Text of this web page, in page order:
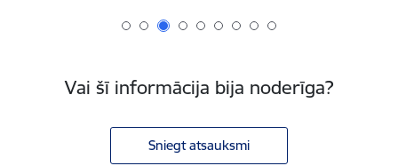
Vai šī informācija bija noderīga?
Sniegt atsauksmi